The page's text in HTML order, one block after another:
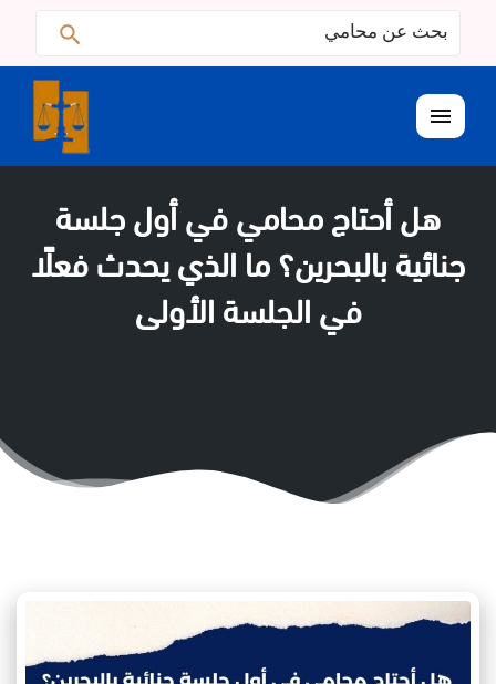
البحث
عن:
القائمة
هل أحتاج محامي في أول جلسة
جنائية بالبحرين؟ ما الذي يحدث فعلًا
في الجلسة الأولى